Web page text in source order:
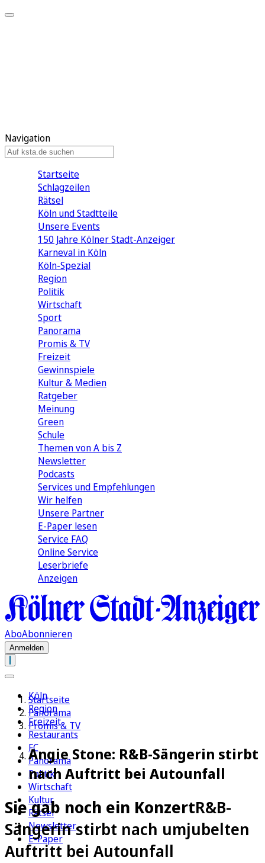
Navigation
Startseite
Schlagzeilen
Rätsel
Köln und Stadtteile
Unsere Events
150 Jahre Kölner Stadt-Anzeiger
Karneval in Köln
Köln-Spezial
Region
Politik
Wirtschaft
Sport
Panorama
Promis & TV
Freizeit
Gewinnspiele
Kultur & Medien
Ratgeber
Meinung
Green
Schule
Themen von A bis Z
Newsletter
Podcasts
Services und Empfehlungen
Wir helfen
Unsere Partner
E-Paper lesen
Service FAQ
Online Service
Leserbriefe
Anzeigen
AboAbonnieren
Anmelden
Köln
Region
Freizeit
Restaurants
FC
Panorama
Politik
Wirtschaft
Kultur
Rätsel
Newsletter
E-Paper
Startseite
Panorama
Promis & TV
Angie Stone: R&B-Sängerin stirbt
nach Auftritt bei Autounfall
Sie gab noch ein KonzertR&B-
Sängerin stirbt nach umjubelten
Auftritt bei Autounfall